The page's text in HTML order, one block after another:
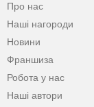
Про нас
Наші нагороди
Новини
Франшиза
Робота у нас
Наші автори